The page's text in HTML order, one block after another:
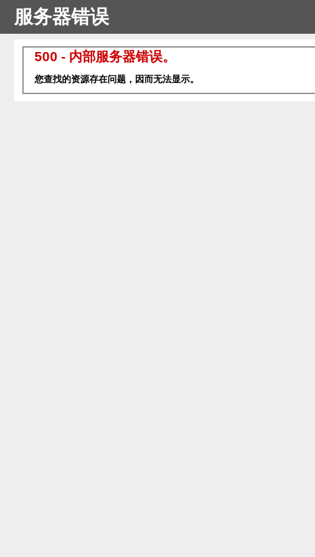
服务器错误
500 - 内部服务器错误。
您查找的资源存在问题，因而无法显示。